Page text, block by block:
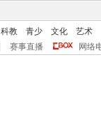
科教 青少 文化
艺术
赛事直播 网络